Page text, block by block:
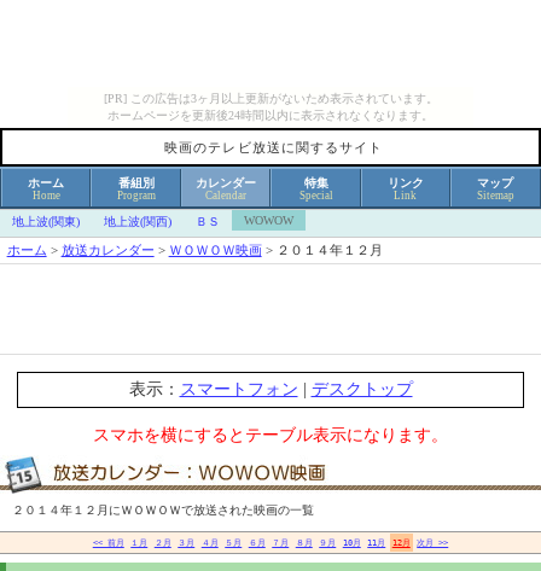
[PR] この広告は3ヶ月以上更新がないため表示されています。
ホームページを更新後24時間以内に表示されなくなります。
映画のテレビ放送に関するサイト
ホーム
Home
番組別
Program
カレンダー
Calendar
特集
Special
リンク
Link
マップ
Sitemap
地上波(関東) 地上波(関西) ＢＳ WOWOW
ホーム > 放送カレンダー > ＷＯＷＯＷ映画> ２０１４年１２月
表示： スマートフォン デスクトップ
スマホを横にするとテーブル表示になります。
２０１４年１２月にＷＯＷＯＷで放送された映画の一覧
<< 前月 １月 ２月 ３月 ４月 ５月 ６月 ７月 ８月 ９月 10月 11月 12月 次月 >>